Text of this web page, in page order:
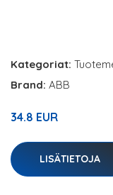
Kategoriat:
Brand: ABB
34.8 EUR
LISÄTIETOJA